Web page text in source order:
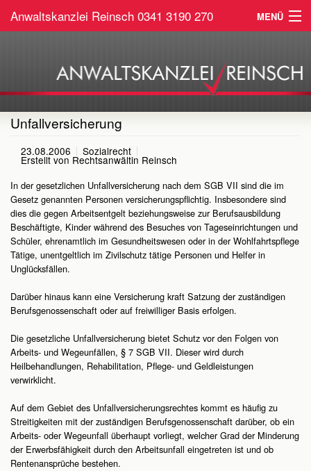
Anwaltskanzlei Reinsch 0341 3190 270 MENÜ
Arbeitsrecht
Sozialrecht
Unfallversicherung
23.08.2006 Sozialrecht
Erstellt von Rechtsanwältin Reinsch
In der gesetzlichen Unfallversicherung nach dem SGB VII sind die im
Gesetz genannten Personen versicherungspflichtig. Insbesondere sind
dies die gegen Arbeitsentgelt beziehungsweise zur Berufsausbildung
Beschäftigte, Kinder während des Besuches von Tageseinrichtungen und
Schüler, ehrenamtlich im Gesundheitswesen oder in der Wohlfahrtspflege
Tätige, unentgeltlich im Zivilschutz tätige Personen und Helfer in
Unglücksfällen.
Darüber hinaus kann eine Versicherung kraft Satzung der zuständigen
Berufsgenossenschaft oder auf freiwilliger Basis erfolgen.
Die gesetzliche Unfallversicherung bietet Schutz vor den Folgen von
Arbeits- und Wegeunfällen, § 7 SGB VII. Dieser wird durch
Heilbehandlungen, Rehabilitation, Pflege- und Geldleistungen
verwirklicht.
Auf dem Gebiet des Unfallversicherungsrechtes kommt es häufig zu
Streitigkeiten mit der zuständigen Berufsgenossenschaft darüber, ob ein
Arbeits- oder Wegeunfall überhaupt vorliegt, welcher Grad der Minderung
der Erwerbsfähigkeit durch den Arbeitsunfall eingetreten ist und ob
Rentenansprüche bestehen.